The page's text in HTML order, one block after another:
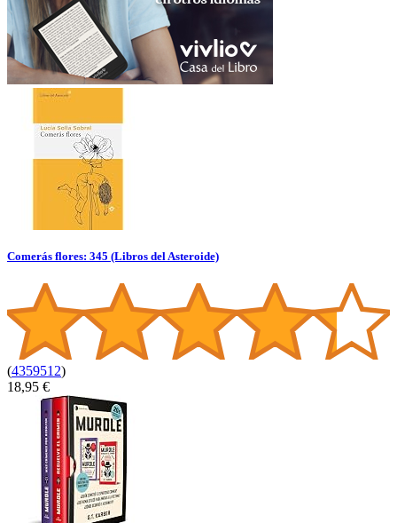
Comerás flores: 345 (Libros del Asteroide)
(4359512)
18,95 €